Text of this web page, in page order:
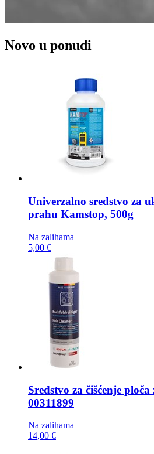
Novo u ponudi
Univerzalno sredstvo za
prahu Kamstop, 500g
Na zalihama
5,00 €
Sredstvo za čišćenje
00311899
Na zalihama
14,00 €